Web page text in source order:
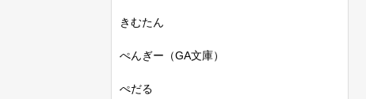
きむたん
ぺんぎー（GA文庫）
ぺだる